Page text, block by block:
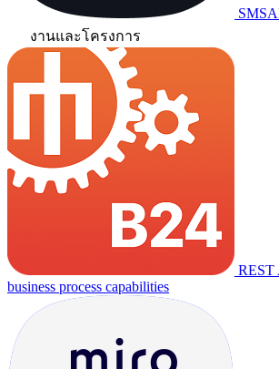
งานและโครงการ
REST
business process capabilities